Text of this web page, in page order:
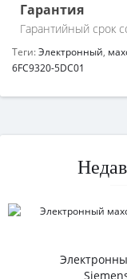
Гарантия
Гарантийный срок
Теги:Электронный,
6FC9320-5DC01